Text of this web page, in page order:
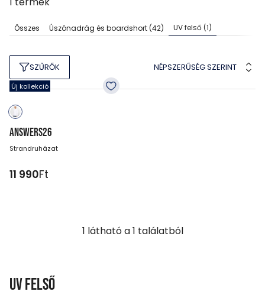
Összes Úszónadrág és boardshort(42) UV felső(1)
SZŰRŐK NÉPSZERŰSÉG SZERINT
Új kollekció
ANSWERS26
Strandruházat
11 990Ft
1 látható a1 találatból
UV felső